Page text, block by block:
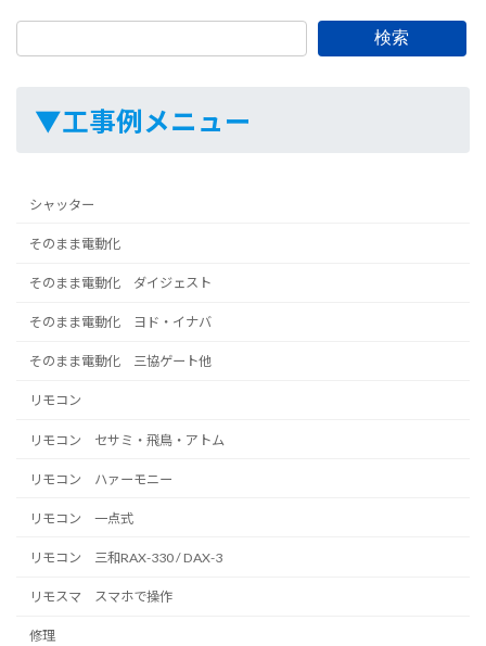
検索
▼工事例メニュー
シャッター
そのまま電動化
そのまま電動化 ダイジェスト
そのまま電動化 ヨド・イナバ
そのまま電動化 三協ゲート他
リモコン
リモコン セサミ・飛鳥・アトム
リモコン ハァーモニー
リモコン 一点式
リモコン 三和RAX-330 / DAX-3
リモスマ スマホで操作
修理